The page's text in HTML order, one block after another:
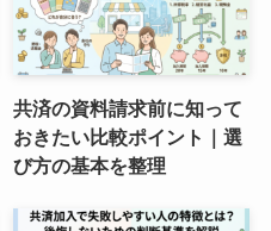
共済の資料請求前に知って
おきたい比較ポイント｜選
び方の基本を整理